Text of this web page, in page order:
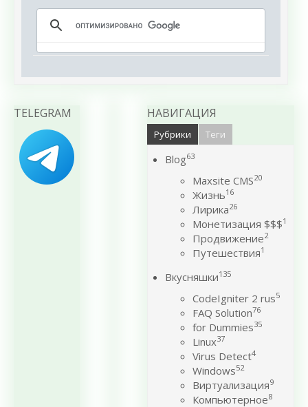
TELEGRAM НАВИГАЦИЯ
Рубрики Теги
Blog63
Maxsite CMS20
Жизнь16
Лирика26
Монетизация $$$1
Продвижение2
Путешествия1
Вкусняшки135
CodeIgniter 2 rus5
FAQ Solution76
for Dummies35
Linux37
Virus Detect4
Windows52
Виртуализация9
Компьютерное8